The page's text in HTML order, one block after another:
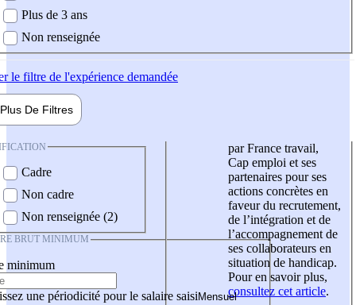
Plus de 3 ans
Non renseignée
le filtre de l'expérience demandée
Plus De Filtres
Cadre
Non cadre
Non renseignée (2)
BRUT MINIMUM
minimum
une périodicité pour le salaire saisi
par France travail,
Cap emploi et ses
partenaires pour ses
actions concrètes en
faveur du recrutement,
de l’intégration et de
l’accompagnement de
ses collaborateurs en
situation de handicap.
Pour en savoir plus,
consultez cet article.